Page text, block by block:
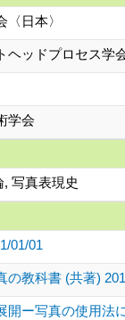
〈日本〉
ヘッドプロセス学
学会
写真表現史
01/01
教科書 (共著)
開ー写真の使用法